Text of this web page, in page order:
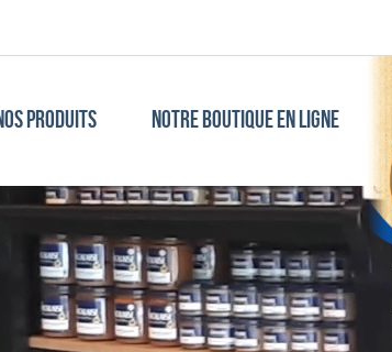
PRODUITS NOTRE BOUTIQUE EN LIGNE